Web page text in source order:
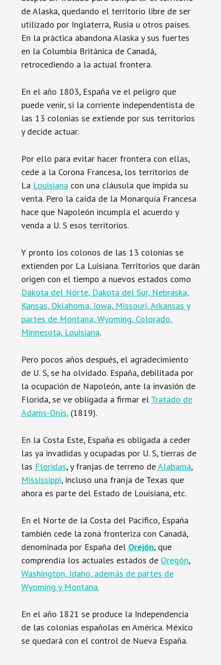
de Alaska, quedando el territorio libre de ser
utilizado por Inglaterra, Rusia u otros países.
En la práctica abandona Alaska y sus fuertes
en la Columbia Británica de Canadá,
retrocediendo a la actual frontera.
En el año 1803, España ve el peligro que
puede venir, si la corriente independentista de
las 13 colonias se extiende por sus territorios
y decide actuar.
Por ello para evitar hacer frontera con ellas,
cede a la Corona Francesa, los territorios de
La Louisianacon una cláusula que impida su
venta. Pero la caída de la Monarquía Francesa
hace que Napoleón incumpla el acuerdo y
venda a U. S esos territorios.
Y pronto los colonos de las 13 colonias se
extienden por La Luisiana. Territorios que darán
origen con el tiempo a nuevos estados como
Dakota del Norte, Dakota del Sur, Nebraska,
Kansas, Oklahoma, Iowa, Missouri, Arkansas y
partes de Montana, Wyoming, Colorado,
Minnesota, Louisiana.
Pero pocos años después, el agradecimiento
de U. S, se ha olvidado. España, debilitada por
la ocupación de Napoleón, ante la invasión de
Florida, se ve obligada a firmar el Tratado de
Adams-Onís,(1819).
En la Costa Este, España es obligada a ceder
las ya invadidas y ocupadas por U. S, tierras de
las Floridas, y franjas de terreno deAlabama,
Mississippi, incluso una franja de Texas que
ahora es parte del Estado de Louisiana, etc.
En el Norte de la Costa del Pacífico, España
también cede la zona fronteriza con Canadá,
denominada por España del Orejón, que
comprendía los actuales estados de Oregón,
Washington, Idaho, además de partes de
Wyoming y Montana.
En el año 1821 se produce la Independencia
de las colonias españolas en América. México
se quedará con el control de Nueva España.